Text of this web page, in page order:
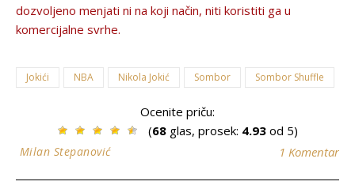
dozvolјeno menjati ni na koji način, niti koristiti ga u
komercijalne svrhe.
Jokići NBA Nikola Jokić Sombor Sombor Shuffle
Ocenite priču:
(68glas, prosek: 4.93od 5)
Milan Stepanović 1 Komentar